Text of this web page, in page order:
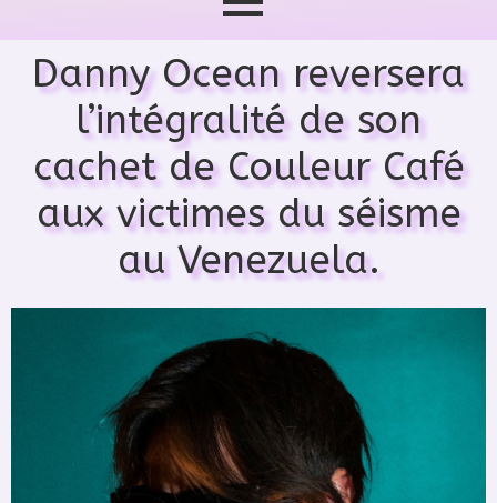
Danny Ocean reversera
l’intégralité de son
cachet de Couleur Café
aux victimes du séisme
au Venezuela.